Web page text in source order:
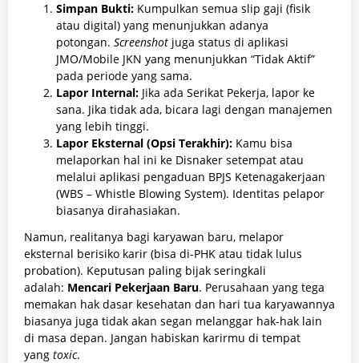
Simpan Bukti: Kumpulkan semua slip gaji (fisik
atau digital) yang menunjukkan adanya
potongan. Screenshot juga status di aplikasi
JMO/Mobile JKN yang menunjukkan “Tidak Aktif”
pada periode yang sama.
Lapor Internal: Jika ada Serikat Pekerja, lapor ke
sana. Jika tidak ada, bicara lagi dengan manajemen
yang lebih tinggi.
Lapor Eksternal (Opsi Terakhir): Kamu bisa
melaporkan hal ini ke Disnaker setempat atau
melalui aplikasi pengaduan BPJS Ketenagakerjaan
(WBS – Whistle Blowing System). Identitas pelapor
biasanya dirahasiakan.
Namun, realitanya bagi karyawan baru, melapor
eksternal berisiko karir (bisa di-PHK atau tidak lulus
probation). Keputusan paling bijak seringkali
adalah: Mencari Pekerjaan Baru. Perusahaan yang tega
memakan hak dasar kesehatan dan hari tua karyawannya
biasanya juga tidak akan segan melanggar hak-hak lain
di masa depan. Jangan habiskan karirmu di tempat
yang toxic.